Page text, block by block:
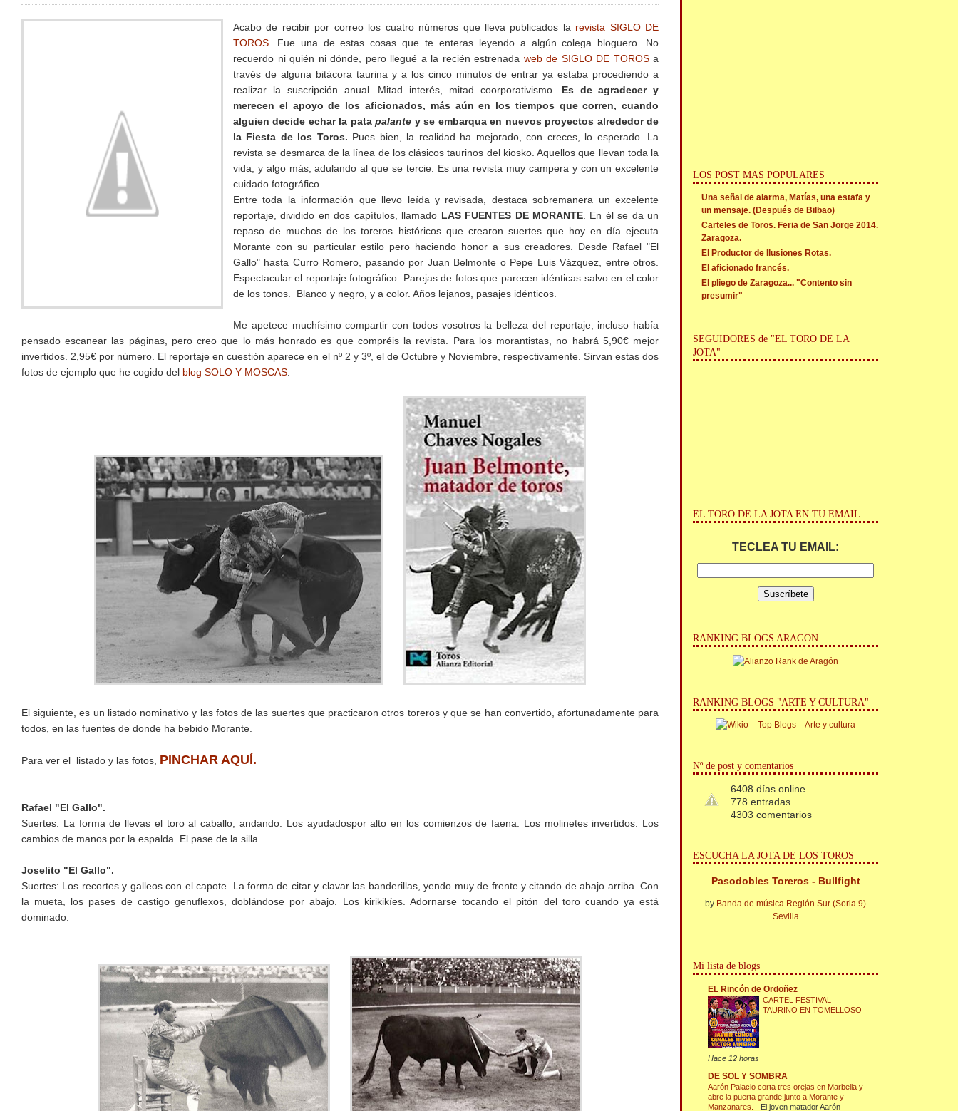
Acabo de recibir por correo los cuatro números que lleva publicados la revista SIGLO DE
TOROS . Fue una de estas cosas que te enteras leyendo a algún colega bloguero. No
recuerdo ni quién ni dónde, pero llegué a la recién estrenada web de SIGLO DE TOROSa
través de alguna bitácora taurina y a los cinco minutos de entrar ya estaba procediendo a
realizar la suscripción anual. Mitad interés, mitad coorporativismo. Es de agradecer y
merecen el apoyo de los aficionados, más aún en los tiempos que corren, cuando
alguien decide echar la patapalante y se embarqua en nuevos proyectos alrededor de
la Fiesta de los Toros. Pues bien, la realidad ha mejorado, con creces, lo esperado. La
revista se desmarca de la línea de los clásicos taurinos del kiosko. Aquellos que llevan toda la
vida, y algo más, adulando al que se tercie. Es una revista muy campera y con un excelente
cuidado fotográfico.
Entre toda la información que llevo leída y revisada, destaca sobremanera un excelente
reportaje, dividido en dos capítulos, llamado LAS FUENTES DE MORANTE . En él se da un
repaso de muchos de los toreros históricos que crearon suertes que hoy en día ejecuta
Morante con su particular estilo pero haciendo honor a sus creadores. Desde Rafael "El
Gallo" hasta Curro Romero, pasando por Juan Belmonte o Pepe Luis Vázquez, entre otros.
Espectacular el reportaje fotográfico. Parejas de fotos que parecen idénticas salvo en el color
de los tonos. Blanco y negro, y a color. Años lejanos, pasajes idénticos.
Me apetece muchísimo compartir con todos vosotros la belleza del reportaje, incluso había
pensado escanear las páginas, pero creo que lo más honrado es que compréis la revista. Para los morantistas, no habrá 5,90€ mejor
invertidos. 2,95€ por número. El reportaje en cuestión aparece en el nº 2 y 3º, el de Octubre y Noviembre, respectivamente. Sirvan estas dos
fotos de ejemplo que he cogido del blog SOLO Y MOSCAS
El siguiente, es un listado nominativo y las fotos de las suertes que practicaron otros toreros y que se han convertido, afortunadamente para
todos, en las fuentes de donde ha bebido Morante.
Para ver el listado y las fotos, PINCHAR AQUÍ.
Rafael "El Gallo".
Suertes: La forma de llevas el toro al caballo, andando. Los ayudadospor alto en los comienzos de faena. Los molinetes invertidos. Los
cambios de manos por la espalda. El pase de la silla.
Joselito "El Gallo".
Suertes: Los recortes y galleos con el capote. La forma de citar y clavar las banderillas, yendo muy de frente y citando de abajo arriba. Con
la mueta, los pases de castigo genuflexos, doblándose por abajo. Los kirikikíes. Adornarse tocando el pitón del toro cuando ya está
dominado.
LOS POST MAS POPULARES
Una señal de alarma, Matías, una estafa y
un mensaje. (Después de Bilbao)
Carteles de Toros. Feria de San Jorge 2014.
Zaragoza.
El Productor de Ilusiones Rotas.
El aficionado francés.
El pliego de Zaragoza... "Contento sin
presumir"
SEGUIDORES de "EL TORO DE LA
JOTA"
EL TORO DE LA JOTA EN TU EMAIL
TECLEA TU EMAIL:
RANKING BLOGS ARAGON
RANKING BLOGS "ARTE Y CULTURA"
Nº de post y comentarios
6408 días online
778 entradas
4303 comentarios
ESCUCHA LA JOTA DE LOS TOROS
Pasodobles Toreros - Bullfight
by Banda de música Región Sur (Soria 9)
Sevilla
Mi lista de blogs
EL Rincón de Ordoñez
CARTEL FESTIVAL
TAURINO EN TOMELLOSO
-
Hace 12 horas
DE SOL Y SOMBRA
Aarón Palacio corta tres orejas en Marbella y
abre la puerta grande junto a Morante y
Manzanares.- El joven matador Aarón